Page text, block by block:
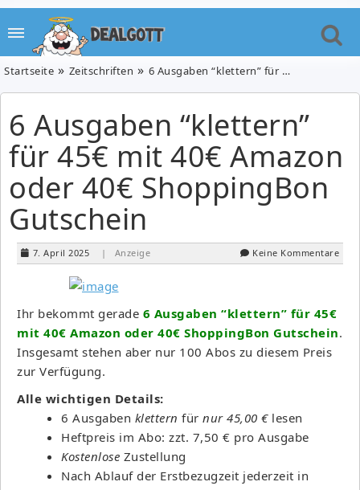
Startseite Zeitschriften 6 Ausgaben “klettern” für 45€ mit 40€ Amazon oder 40€ ShoppingBon Gutschein
6 Ausgaben “klettern”
für 45€ mit 40€ Amazon
oder 40€ ShoppingBon
Gutschein
7. April 2025 | Anzeige Keine Kommentare
Ihr bekommt gerade 6 Ausgaben “klettern” für 45€
mit 40€ Amazon oder 40€ ShoppingBon Gutschein.
Insgesamt stehen aber nur 100 Abos zu diesem Preis
zur Verfügung.
Alle wichtigen Details:
6 Ausgaben klettern für nur 45,00 €lesen
Heftpreis im Abo: zzt. 7,50 € pro Ausgabe
Kostenlose Zustellung
Nach Ablauf der Erstbezugzeit jederzeit in